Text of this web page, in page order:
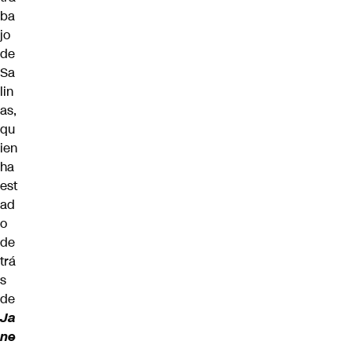
ba
jo
de
Sa
lin
as,
qu
ien
ha
est
ad
o
de
trá
s
de
Ja
ne